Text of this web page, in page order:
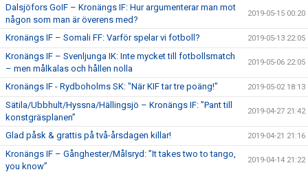
Dalsjöfors GoIF – Kronängs IF: Hur argumenterar man mot
någon som man är överens med?
2019-05-15 00:20
Kronängs IF – Somali FF: Varför spelar vi fotboll? 2019-05-13 22:05
Kronängs IF – Svenljunga IK: Inte mycket till fotbollsmatch
– men målkalas och hållen nolla
2019-05-06 22:05
Kronängs IF - Rydboholms SK: "När KIF tar tre poäng!" 2019-05-02 18:13
Sätila/Ubbhult/Hyssna/Hällingsjö – Kronängs IF: ”Pant till
konstgräsplanen”
2019-04-27 21:42
Glad påsk & grattis på två-årsdagen killar! 2019-04-21 21:16
Kronängs IF – Gånghester/Målsryd: ”It takes two to tango,
you know”
2019-04-14 21:22